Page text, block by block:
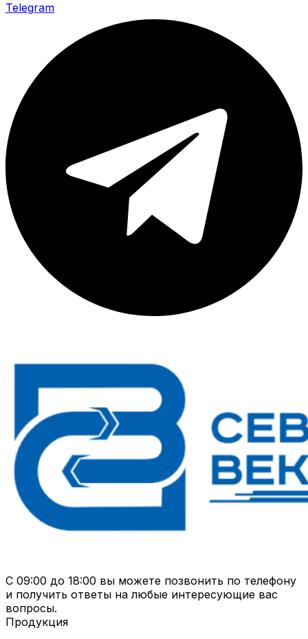
Telegram
С 09:00 до 18:00 вы можете позвонить по телефону
и получить ответы на любые интересующие вас
вопросы.
Продукция